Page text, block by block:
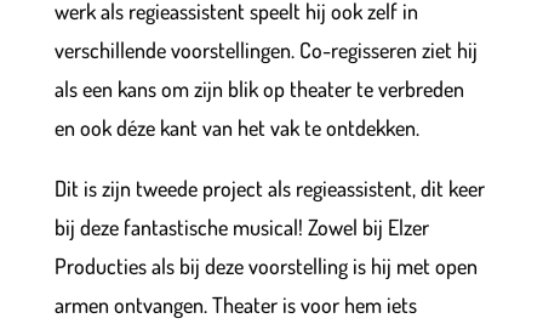
werk als regieassistent speelt hij ook zelf in
verschillende voorstellingen. Co-regisseren ziet hij
als een kans om zijn blik op theater te verbreden
en ook déze kant van het vak te ontdekken.
Dit is zijn tweede project als regieassistent, dit keer
bij deze fantastische musical! Zowel bij Elzer
Producties als bij deze voorstelling is hij met open
armen ontvangen. Theater is voor hem iets